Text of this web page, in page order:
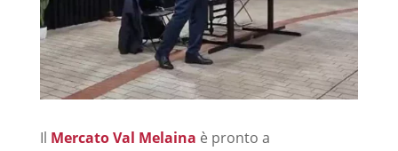
Il Mercato Val Melaina è pronto a